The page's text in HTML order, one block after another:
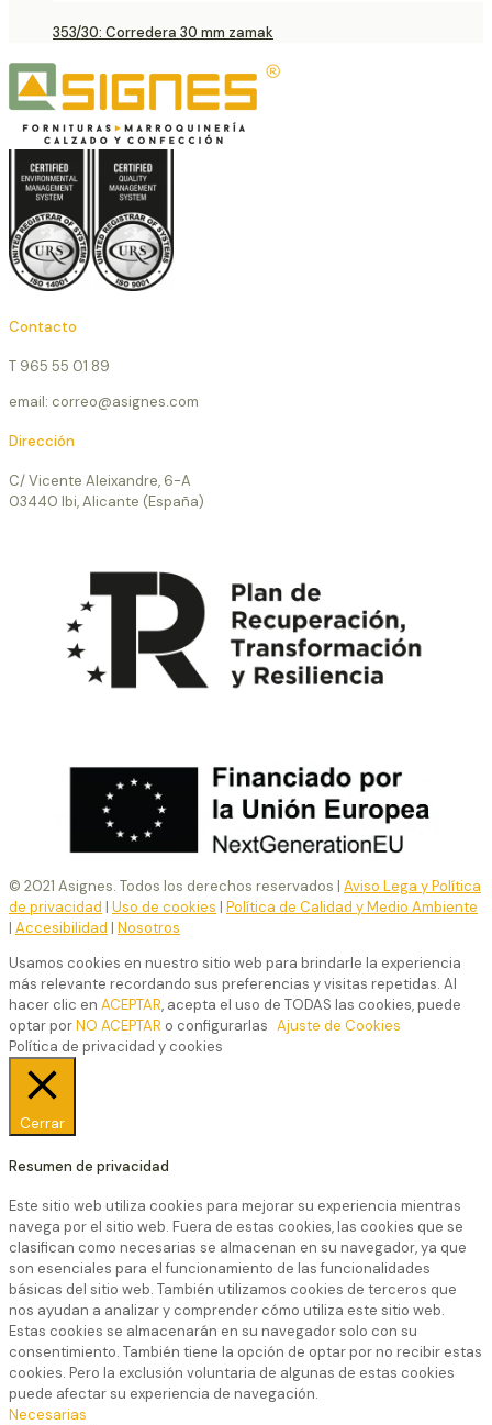
353/30: Corredera 30 mm zamak
Contacto
T 965 55 01 89
email: correo@asignes.com
Dirección
C/ Vicente Aleixandre, 6-A
03440 Ibi, Alicante (España)
© 2021 Asignes. Todos los derechos reservados | Aviso Lega y Política
de privacidad | Uso de cookies | Política de Calidad y Medio Ambiente
| Accesibilidad | Nosotros
Usamos cookies en nuestro sitio web para brindarle la experiencia
más relevante recordando sus preferencias y visitas repetidas. Al
hacer clic en ACEPTAR, acepta el uso de TODAS las cookies, puede
optar porNO ACEPTAR o configurarlas Ajuste de Cookies
Política de privacidad y cookies
Cerrar
Resumen de privacidad
Este sitio web utiliza cookies para mejorar su experiencia mientras
navega por el sitio web. Fuera de estas cookies, las cookies que se
clasifican como necesarias se almacenan en su navegador, ya que
son esenciales para el funcionamiento de las funcionalidades
básicas del sitio web. También utilizamos cookies de terceros que
nos ayudan a analizar y comprender cómo utiliza este sitio web.
Estas cookies se almacenarán en su navegador solo con su
consentimiento. También tiene la opción de optar por no recibir estas
cookies. Pero la exclusión voluntaria de algunas de estas cookies
puede afectar su experiencia de navegación.
Necesarias